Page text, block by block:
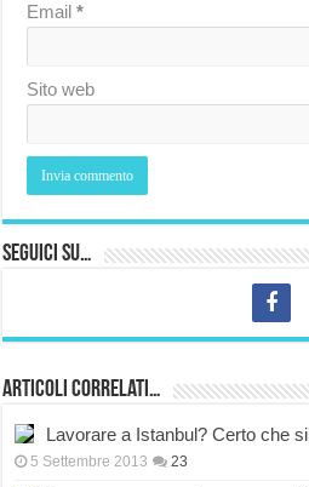
Email*
Sito web
Seguici su…
Articoli correlati…
Lavorare a Istanbul? Certo che si
5 Settembre 2013 23